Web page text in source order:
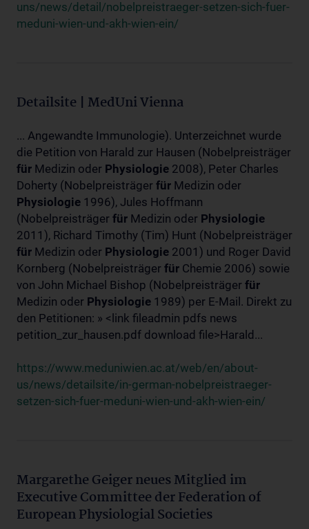
uns/news/detail/nobelpreistraeger-setzen-sich-fuer-
meduni-wien-und-akh-wien-ein/
Detailsite | MedUni Vienna
... Angewandte Immunologie). Unterzeichnet wurde
die Petition von Harald zur Hausen (Nobelpreisträger
für Medizin oder Physiologie 2008), Peter Charles
Doherty (Nobelpreisträger für Medizin oder
Physiologie 1996), Jules Hoffmann
(Nobelpreisträger für Medizin oder Physiologie
2011), Richard Timothy (Tim) Hunt (Nobelpreisträger
für Medizin oder Physiologie 2001) und Roger David
Kornberg (Nobelpreisträger für Chemie 2006) sowie
von John Michael Bishop (Nobelpreisträger für
Medizin oder Physiologie 1989) per E-Mail. Direkt zu
den Petitionen: » <link fileadmin pdfs news
petition_zur_hausen.pdf download file>Harald...
https://www.meduniwien.ac.at/web/en/about-
us/news/detailsite/in-german-nobelpreistraeger-
setzen-sich-fuer-meduni-wien-und-akh-wien-ein/
Margarethe Geiger neues Mitglied im
Executive Committee der Federation of
European Physiologial Societies